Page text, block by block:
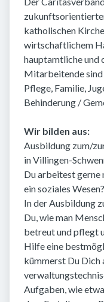
katholischen
wirtschaftlichem
hauptamtliche und
Mitarbeitende
Pflege, Familie,
Behinderung /
Wir bilden aus:
Ausbildung zum/
in Villingen-
Du arbeitest gerne
ein soziales
In der Ausbildung
Du, wie man
betreut und pflegt
Hilfe eine
kümmerst Du Dich
Aufgaben, wie